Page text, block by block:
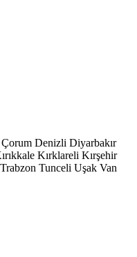
Çorum Denizli Diyarbakır
Kırklareli Kırşehir
Trabzon Tunceli Uşak Van